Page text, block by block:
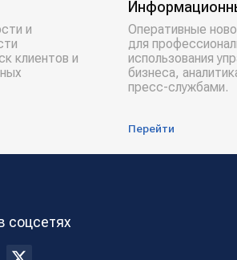
и
клиентов и
Оперативные
для
использования
бизнеса,
пресс-службами.
Перейти
соцсетях